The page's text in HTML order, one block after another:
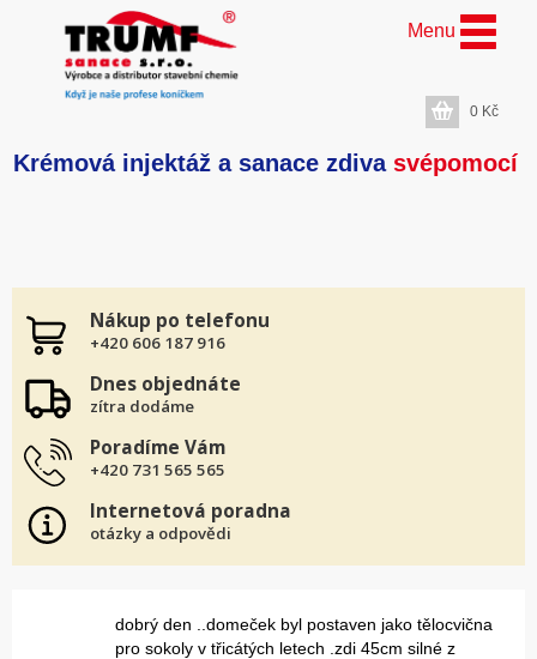
Krémová injektáž a sanace zdiva svépomocí
Menu
0 Kč
Nákup po telefonu
+420 606 187 916
Dnes objednáte
zítra dodáme
Poradíme Vám
+420 731 565 565
Internetová poradna
otázky a odpovědi
dobrý den ..domeček byl postaven jako tělocvična
pro sokoly v třicátých letech .zdi 45cm silné z